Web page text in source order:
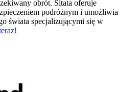
obrót. Sitata oferuje
podróżnym i umożliwia
świata specjalizującymi się w